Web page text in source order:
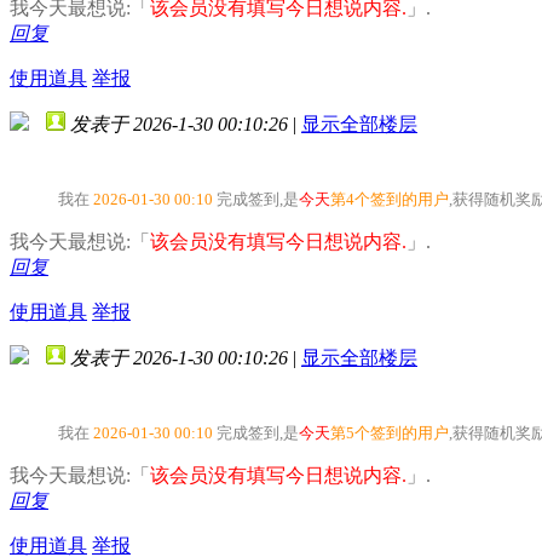
我今天最想说:「 该会员没有填写今日想说内容. 」.
回复
使用道具 举报
发表于 2026-1-30 00:10:26 | 显示全部楼层
我在 2026-01-30 00:10 完成签到,是今天第4个签到的用户 ,获得随机奖
我今天最想说:「 该会员没有填写今日想说内容. 」.
回复
使用道具 举报
发表于 2026-1-30 00:10:26 | 显示全部楼层
我在 2026-01-30 00:10 完成签到,是今天第5个签到的用户 ,获得随机奖
我今天最想说:「 该会员没有填写今日想说内容. 」.
回复
使用道具 举报